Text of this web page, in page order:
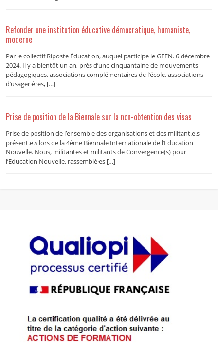
Refonder une institution éducative démocratique, humaniste,
moderne
Par le collectif Riposte Éducation, auquel participe le GFEN. 6 décembre
2024. Il y a bientôt un an, près d’une cinquantaine de mouvements
pédagogiques, associations complémentaires de l’école, associations
d’usager·ères, […]
Prise de position de la Biennale sur la non-obtention des visas
Prise de position de l’ensemble des organisations et des militant.e.s
présent.e.s lors de la 4ème Biennale Internationale de l’Education
Nouvelle. Nous, militantes et militants de Convergence(s) pour
l’Education Nouvelle, rassemblé·es […]